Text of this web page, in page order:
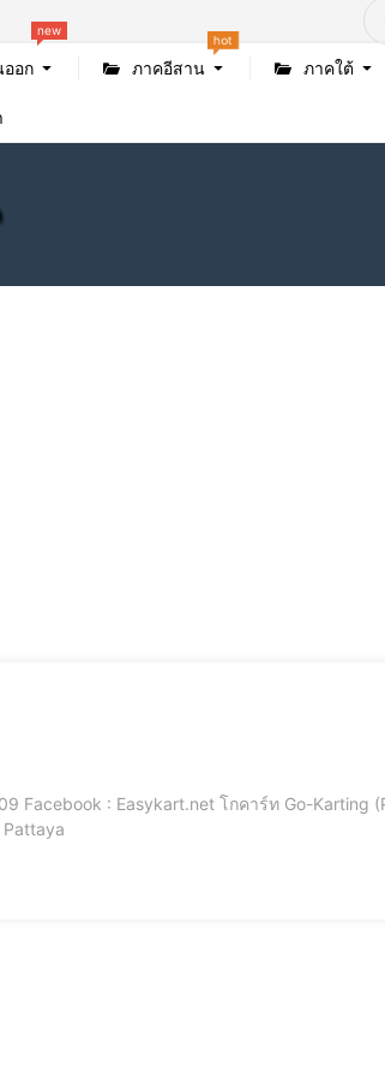
อก
new
ภาคอีสาน
hot
ภาคใต้
Facebook : Easykart.net โกคาร์ท Go-Karting